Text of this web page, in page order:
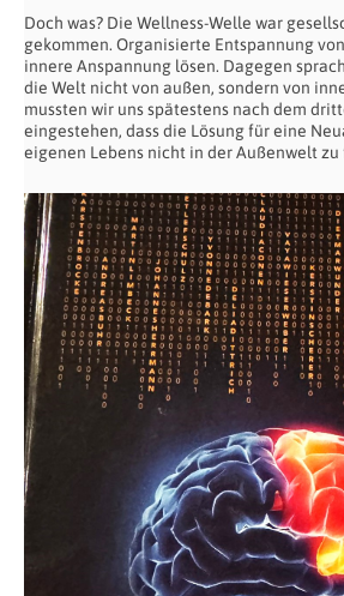
Doch was? Die Wellness-Welle war
gekommen. Organisierte Entspannung
innere Anspannung lösen. Dagegen
die Welt nicht von außen, sondern von
mussten wir uns spätestens nach dem
eingestehen, dass die Lösung für eine
eigenen Lebens nicht in der Außenwelt zu